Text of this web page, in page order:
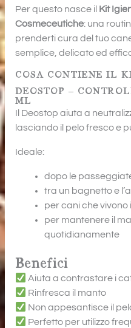
Per questo nasce il Kit
Cosmeceutiche: una
prenderti cura del tuo
semplice, delicato ed
COSA CONTIENE IL
DEOSTOP –
ML
Il Deostop aiuta a
lasciando il pelo fresco e
Ideale:
dopo le
tra un bagnetto e
per cani che vivono
per mantenere il
quotidianamente
Benefici
Aiuta a contrastare i
Rinfresca il manto
Non appesantisce il
Perfetto per utilizzo